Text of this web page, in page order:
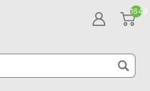
1643